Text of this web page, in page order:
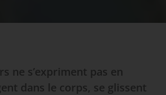
ne s’expriment pas en
dans le corps, se glissent